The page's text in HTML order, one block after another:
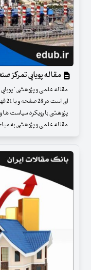
مقاله پویایی تمرکز
مقاله علمی و پژوهشی "
ای
پژوهشی با رویکرد سیاست
مقاله علمی و پژوهشی به